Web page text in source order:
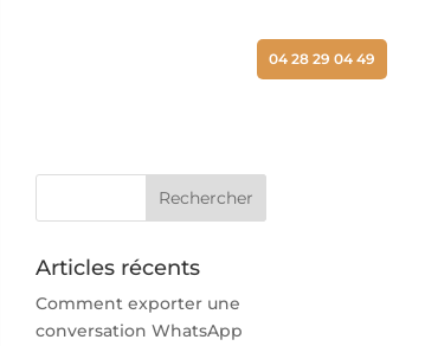
04 28 29 04 49
Articles récents
Comment exporter une
conversation WhatsApp